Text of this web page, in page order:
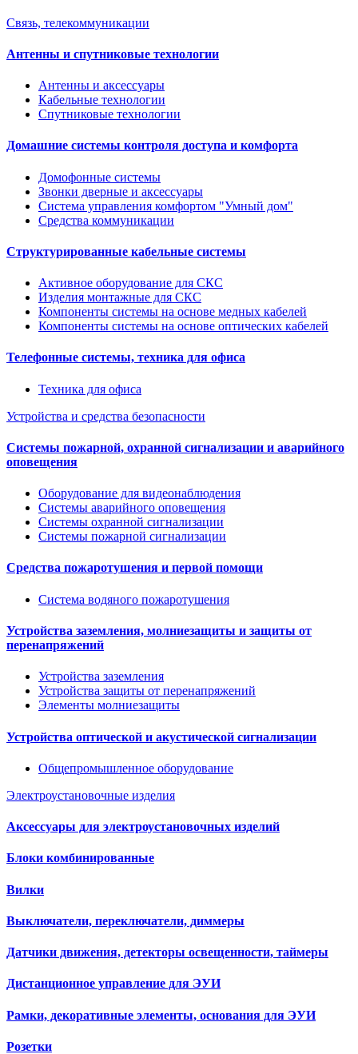
Связь, телекоммуникации
Антенны и спутниковые технологии
Антенны и аксессуары
Кабельные технологии
Спутниковые технологии
Домашние системы контроля доступа и комфорта
Домофонные системы
Звонки дверные и аксессуары
Система управления комфортом "Умный дом"
Средства коммуникации
Структурированные кабельные системы
Активное оборудование для СКС
Изделия монтажные для СКС
Компоненты системы на основе медных кабелей
Компоненты системы на основе оптических кабелей
Телефонные системы, техника для офиса
Техника для офиса
Устройства и средства безопасности
Системы пожарной, охранной сигнализации и аварийного
оповещения
Оборудование для видеонаблюдения
Системы аварийного оповещения
Системы охранной сигнализации
Системы пожарной сигнализации
Средства пожаротушения и первой помощи
Система водяного пожаротушения
Устройства заземления, молниезащиты и защиты от
перенапряжений
Устройства заземления
Устройства защиты от перенапряжений
Элементы молниезащиты
Устройства оптической и акустической сигнализации
Общепромышленное оборудование
Электроустановочные изделия
Аксессуары для электроустановочных изделий
Блоки комбинированные
Вилки
Выключатели, переключатели, диммеры
Датчики движения, детекторы освещенности, таймеры
Дистанционное управление для ЭУИ
Рамки, декоративные элементы, основания для ЭУИ
Розетки